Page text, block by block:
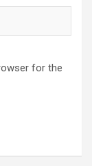
for the